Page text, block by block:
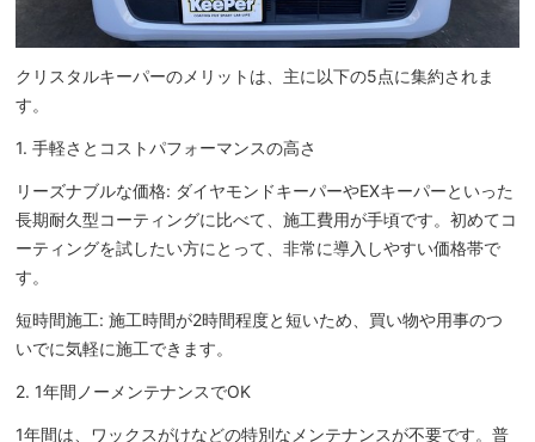
クリスタルキーパーのメリットは、主に以下の5点に集約されま
す。
1. 手軽さとコストパフォーマンスの高さ
リーズナブルな価格: ダイヤモンドキーパーやEXキーパーといった
長期耐久型コーティングに比べて、施工費用が手頃です。初めてコ
ーティングを試したい方にとって、非常に導入しやすい価格帯で
す。
短時間施工: 施工時間が2時間程度と短いため、買い物や用事のつ
いでに気軽に施工できます。
2. 1年間ノーメンテナンスでOK
1年間は、ワックスがけなどの特別なメンテナンスが不要です。普